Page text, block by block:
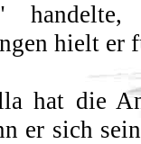
hielt er
hat die
er sich